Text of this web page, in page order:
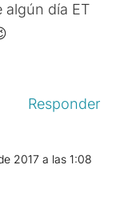
algún día ET
Responder
2017 a las 1:08